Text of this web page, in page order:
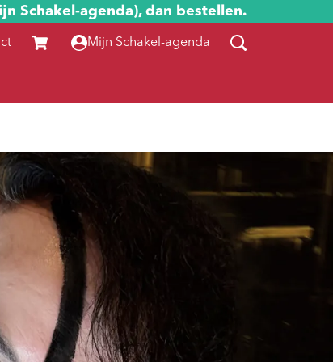
Schakel-agenda), dan bestellen.
Mijn Schakel-agenda